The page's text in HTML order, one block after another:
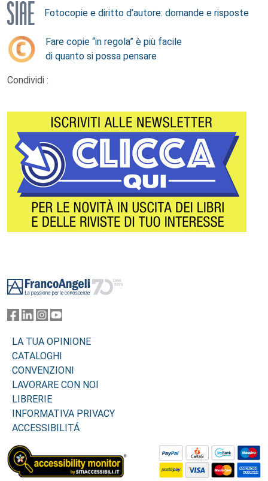
Fotocopie e diritto d’autore: domande e risposte
Fare copie “in regola” è più facile
di quanto si possa pensare
Condividi :
LA TUA OPINIONE
CATALOGHI
CONVENZIONI
LAVORARE CON NOI
LIBRERIE
INFORMATIVA PRIVACY
ACCESSIBILITÁ